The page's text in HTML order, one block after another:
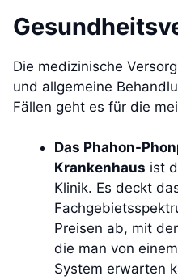
Die medizinische
und allgemeine
Fällen geht es für die
Das Phahon-
Krankenhaus ist
Klinik. Es deckt
Preisen ab, mit
die man von
System erwarten